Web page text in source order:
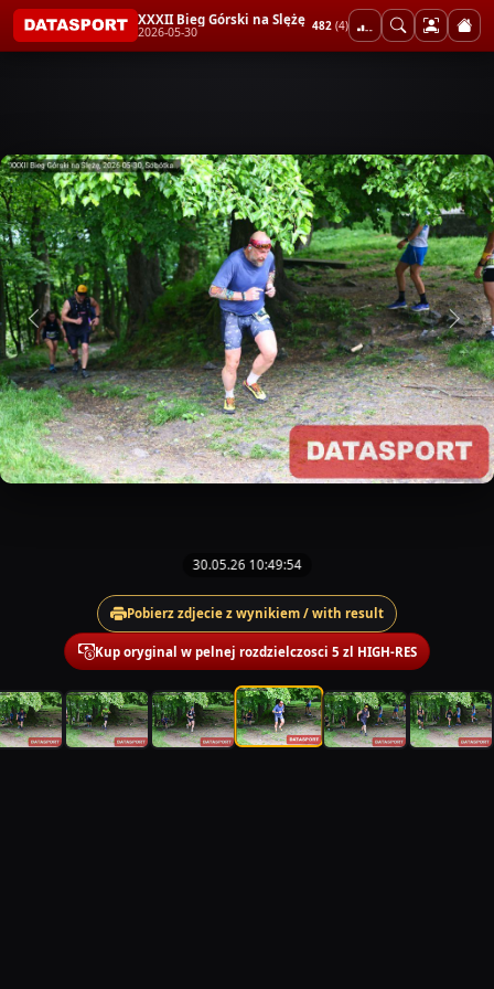
XXXII Bieg Górski na Ślężę
2026-05-30 482 (4)
30.05.26 10:49:54
Pobierz zdjecie z wynikiem / with result
Kup oryginal w pelnej rozdzielczosci 5 zl HIGH-RES